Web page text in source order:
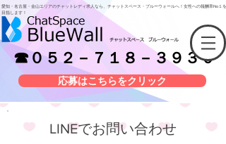
愛知・名古屋・金山エリアのチャットレディ求人なら、チャットスペース・ブルーウォールへ！女性への報酬率No１を
目指します！
☎０５２－７１８－３９３０
応募はこちらをクリック
​LINEでお問い合わせ